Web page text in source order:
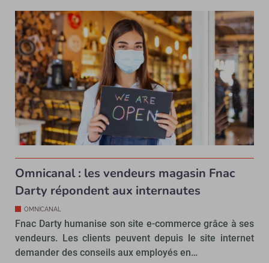
Omnicanal : les vendeurs magasin Fnac
Darty répondent aux internautes
OMNICANAL
Fnac Darty humanise son site e-commerce grâce à ses
vendeurs. Les clients peuvent depuis le site internet
demander des conseils aux employés en…